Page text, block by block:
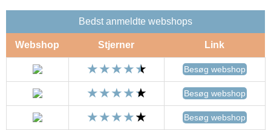
Bedst anmeldte webshops
Webshop Stjerner Link
Besøg webshop
Besøg webshop
Besøg webshop